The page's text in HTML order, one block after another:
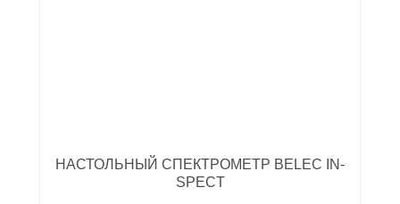
НАСТОЛЬНЫЙ СПЕКТРОМЕТР BELEC IN-
SPECT